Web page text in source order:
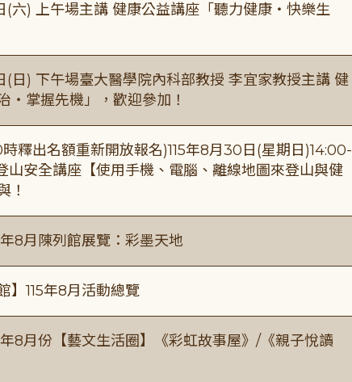
(六) 上午場主講 健康公益講座「聽力健康・快樂生
(日) 下午場臺大醫學院內科部教授 李宜家教授主講 健
・掌握先機」，歡迎參加！
時釋出名額重新開放報名)115年8月30日(星期日)14:00-
山安全講座【使用手機、電腦、離線地圖來登山與健
！
年8月陳列館展覽：彩墨天地
】115年8月活動總覽
年8月份【藝文生活圈】《彩虹故事屋》/《親子悅讀